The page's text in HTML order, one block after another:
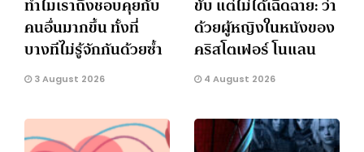
ทำไมเราถึงชอบคุยกับ
คนอื่นมากขึ้น ทั้งที่
บางทีไม่รู้จักกันด้วยซ้ำ
3 August 2026
ขับ แต่ไม่ได้เฉิดฉาย: ว่า
ด้วยผู้หญิงในหนังของ
คริสโตเฟอร์ โนแลน
4 August 2026